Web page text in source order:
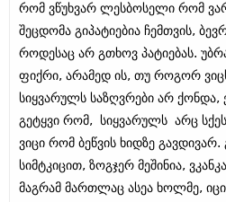
რომ ვწუხვარ ლესბოსელი რომ
შეცდომა გიპატიებია ჩემთვის,
როდესაც არ გთხოვ პატიებას.
ფიქრი, არამედ ის, თუ როგორ
სიყვარულს საზღვრები არ ქონდა,
გეტყვი რომ, სიყვარულს არც
ვიცი რომ ბეწვის ხიდზე
სიმტკიცით, ზოგჯერ მეშინია,
მაგრამ მართლაც ასეა ხოლმე,